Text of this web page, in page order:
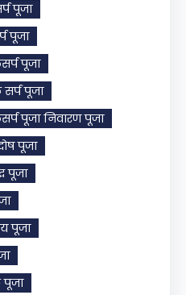
पूजा
पूजा
पूजा
पूजा
पूजा निवारण पूजा
पूजा
पूजा
पूजा
पूजा